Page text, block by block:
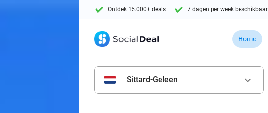
Ontdek 15.000+ deals 7 dagen per week beschikbaar
Home
Sittard-Geleen keyboard_arrow_down